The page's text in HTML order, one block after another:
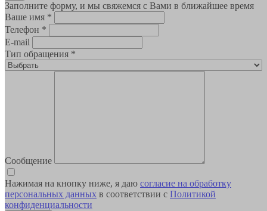
Заполните форму, и мы свяжемся с Вами в ближайшее время
Ваше имя *
Телефон *
E-mail
Тип обращения *
Сообщение
Нажимая на кнопку ниже, я даю согласие на обработку
персональных данных в соответствии с Политикой
конфиденциальности